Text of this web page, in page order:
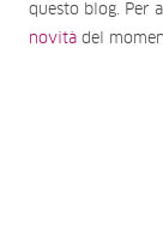
questo blog. Per
novità del